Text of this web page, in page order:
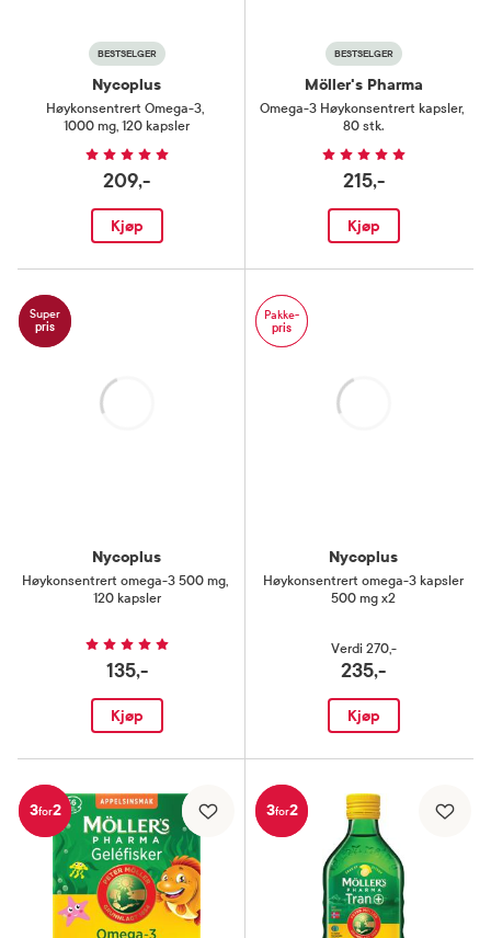
BESTSELGER
Nycoplus
Høykonsentrert Omega-3,
1000 mg, 120 kapsler
209,-
Kjøp
BESTSELGER
Möller's Pharma
Omega-3 Høykonsentrert kapsler,
80 stk.
215,-
Kjøp
Super
pris
Nycoplus
Høykonsentrert omega-3 500 mg,
120 kapsler
135,-
Kjøp
Pakke-
pris
Nycoplus
Høykonsentrert omega-3 kapsler
500 mg x2
Verdi 270,-
235,-
Kjøp
3for2 3for2